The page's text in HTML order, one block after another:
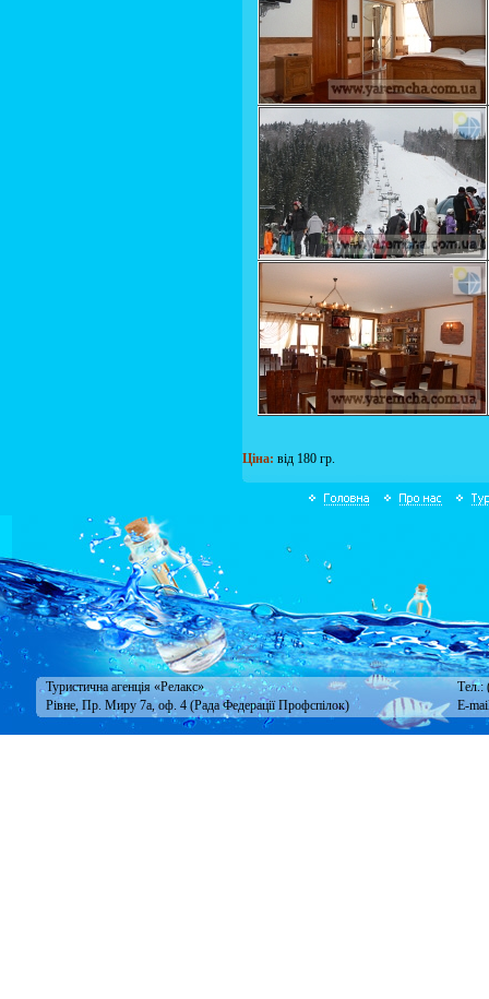
Ціна: від 180 гр.
Туристична агенція «Релакс»
Тел.:
Рівне, Пр. Миру 7а, оф. 4 (Рада Федерації Профспілок)
E-